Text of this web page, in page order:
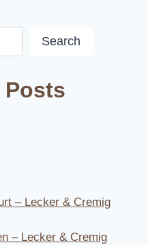
Search
Posts
– Lecker & Cremig
– Lecker & Cremig